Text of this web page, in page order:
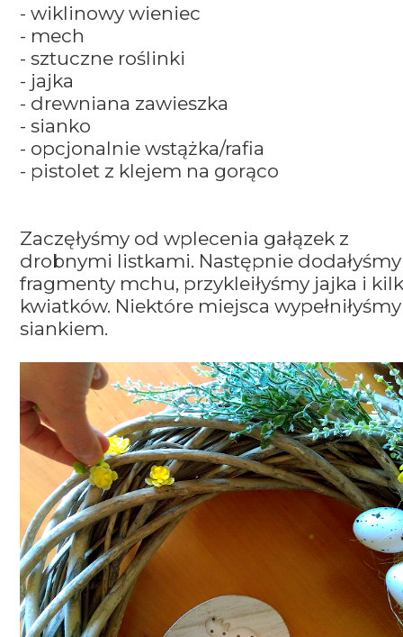
- wiklinowy wieniec
- mech
- sztuczne roślinki
- jajka
- drewniana zawieszka
- sianko
- opcjonalnie wstążka/rafia
- pistolet z klejem na gorąco
Zaczęłyśmy od wplecenia gałązek z
drobnymi listkami. Następnie dodałyśmy
fragmenty mchu, przykleiłyśmy jajka i
kwiatków. Niektóre miejsca wypełniłyśmy
siankiem.